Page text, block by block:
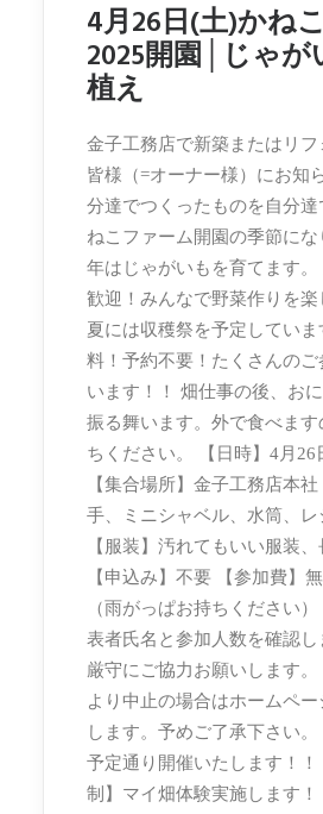
4月26日(土)かね
2025開園│じゃ
植え
金子工務店で新築またはリフ
皆様（=オーナー様）にお知
分達でつくったものを自分
ねこファーム開園の季節に
年はじゃがいもを育てます。
歓迎！みんなで野菜作りを楽
夏には収穫祭を予定してい
料！予約不要！たくさんのご
います！！ 畑仕事の後、お
振る舞います。外で食べま
ちください。 【日時】4月
【集合場所】金子工務店本
手、ミニシャベル、水筒、レ
【服装】汚れてもいい服装
【申込み】不要 【参加費】
（雨がっぱお持ちください
表者氏名と参加人数を確認し
厳守にご協力お願いします
より中止の場合はホームペ
します。予めご了承下さい。
予定通り開催いたします！！
制】マイ畑体験実施します！